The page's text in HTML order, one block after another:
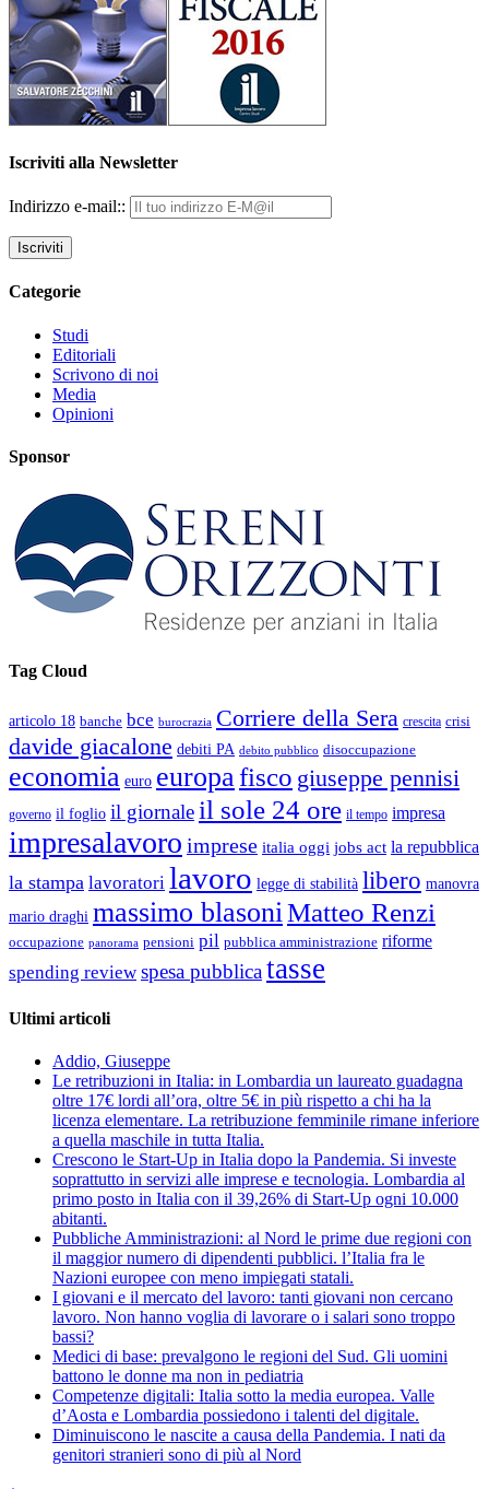
Iscriviti alla Newsletter
Indirizzo e-mail::
Categorie
Studi
Editoriali
Scrivono di noi
Media
Opinioni
Sponsor
Tag Cloud
articolo 18 banche bce burocrazia Corriere della Sera crescita crisi
davide giacalone debiti PA debito pubblico disoccupazione
economia euro europa fisco giuseppe pennisi
governo il foglio il giornale il sole 24 ore il tempo impresa
impresalavoro imprese italia oggi jobs act la repubblica
la stampa lavoratori lavoro legge di stabilità libero manovra
mario draghi massimo blasoni Matteo Renzi
occupazione panorama pensioni pil pubblica amministrazione riforme
spending review spesa pubblicatasse
Ultimi articoli
Addio, Giuseppe
Le retribuzioni in Italia: in Lombardia un laureato guadagna
oltre 17€ lordi all’ora, oltre 5€ in più rispetto a chi ha la
licenza elementare. La retribuzione femminile rimane inferiore
a quella maschile in tutta Italia.
Crescono le Start-Up in Italia dopo la Pandemia. Si investe
soprattutto in servizi alle imprese e tecnologia. Lombardia al
primo posto in Italia con il 39,26% di Start-Up ogni 10.000
abitanti.
Pubbliche Amministrazioni: al Nord le prime due regioni con
il maggior numero di dipendenti pubblici. l’Italia fra le
Nazioni europee con meno impiegati statali.
I giovani e il mercato del lavoro: tanti giovani non cercano
lavoro. Non hanno voglia di lavorare o i salari sono troppo
bassi?
Medici di base: prevalgono le regioni del Sud. Gli uomini
battono le donne ma non in pediatria
Competenze digitali: Italia sotto la media europea. Valle
d’Aosta e Lombardia possiedono i talenti del digitale.
Diminuiscono le nascite a causa della Pandemia. I nati da
genitori stranieri sono di più al Nord